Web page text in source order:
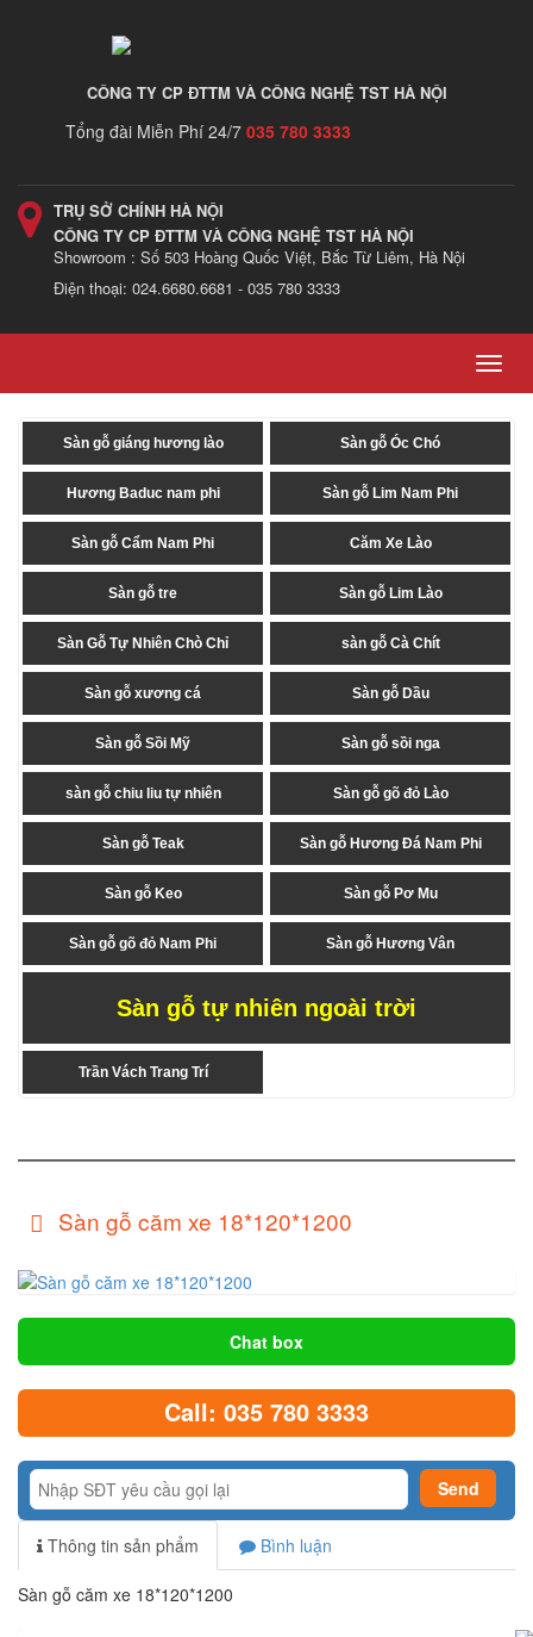
CÔNG TY CP ĐTTM VÀ CÔNG NGHỆ TST HÀ NỘI
Tổng đài Miễn Phí 24/7 035 780 3333
TRỤ SỞ CHÍNH HÀ NỘI
CÔNG TY CP ĐTTM VÀ CÔNG NGHỆ TST HÀ NỘI
Showroom : Số 503 Hoàng Quốc Việt, Bắc Từ Liêm, Hà Nội
Điện thoại: 024.6680.6681 - 035 780 3333
Sàn gỗ giáng hương lào Sàn gỗ Óc Chó
Hương Baduc nam phi Sàn gỗ Lim Nam Phi
Sàn gỗ Cẩm Nam Phi Căm Xe Lào
Sàn gỗ tre Sàn gỗ Lim Lào
Sàn Gỗ Tự Nhiên Chò Chỉ sàn gỗ Cà Chít
Sàn gỗ xương cá Sàn gỗ Dầu
Sàn gỗ Sồi Mỹ Sàn gỗ sồi nga
sàn gỗ chiu liu tự nhiên Sàn gỗ gõ đỏ Lào
Sàn gỗ Teak Sàn gỗ Hương Đá Nam Phi
Sàn gỗ Keo Sàn gỗ Pơ Mu
Sàn gỗ gõ đỏ Nam Phi Sàn gỗ Hương Vân
Sàn gỗ tự nhiên ngoài trời
Trần Vách Trang Trí
Sàn gỗ căm xe 18*120*1200
Chat box
Call: 035 780 3333
Thông tin sản phẩm Bình luận
Sàn gỗ căm xe 18*120*1200